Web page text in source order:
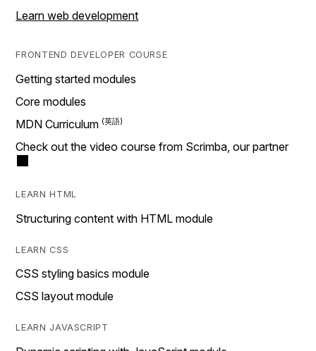
Learn web development
FRONTEND DEVELOPER COURSE
Getting started modules
Core modules
MDN Curriculum
Check out the video course from Scrimba, our partner
LEARN HTML
Structuring content with HTML module
LEARN CSS
CSS styling basics module
CSS layout module
LEARN JAVASCRIPT